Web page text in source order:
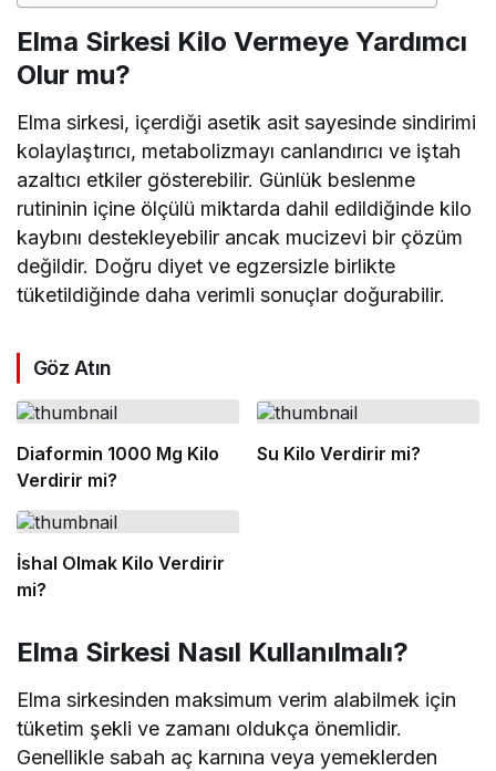
Elma Sirkesi Kilo Vermeye Yardımcı
Olur mu?
Elma sirkesi, içerdiği asetik asit sayesinde sindirimi
kolaylaştırıcı, metabolizmayı canlandırıcı ve iştah
azaltıcı etkiler gösterebilir. Günlük beslenme
rutininin içine ölçülü miktarda dahil edildiğinde kilo
kaybını destekleyebilir ancak mucizevi bir çözüm
değildir. Doğru diyet ve egzersizle birlikte
tüketildiğinde daha verimli sonuçlar doğurabilir.
Göz Atın
Diaformin 1000 Mg Kilo
Verdirir mi?
Su Kilo Verdirir mi?
İshal Olmak Kilo Verdirir
mi?
Elma Sirkesi Nasıl Kullanılmalı?
Elma sirkesinden maksimum verim alabilmek için
tüketim şekli ve zamanı oldukça önemlidir.
Genellikle sabah aç karnına veya yemeklerden